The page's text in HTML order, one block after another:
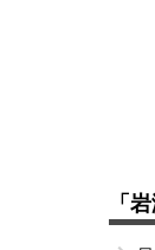
「